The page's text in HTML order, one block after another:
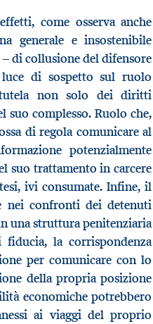
come osserva anche
generale e insostenibile
– di collusione del difensore
di sospetto sul ruolo
non solo dei diritti
complesso. Ruolo che,
di regola comunicare al
potenzialmente
suo trattamento in carcere
ivi consumate. Infine, il
confronti dei detenuti
una struttura penitenziaria
la corrispondenza
per comunicare con lo
della propria posizione
economiche potrebbero
ai viaggi del proprio